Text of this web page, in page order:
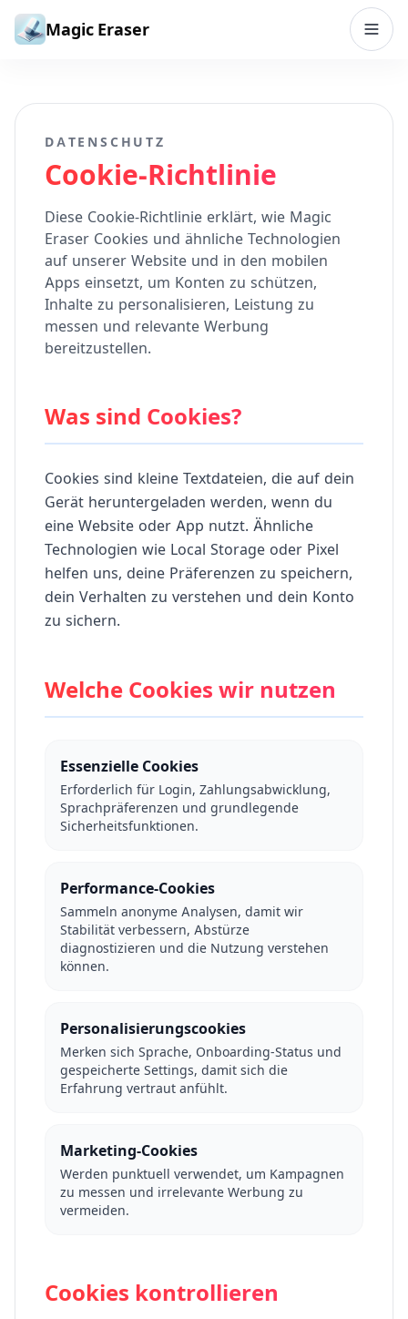
Zum Inhalt springen
Magic Eraser
DATENSCHUTZ
Cookie-Richtlinie
Diese Cookie-Richtlinie erklärt, wie Magic
Eraser Cookies und ähnliche Technologien
auf unserer Website und in den mobilen
Apps einsetzt, um Konten zu schützen,
Inhalte zu personalisieren, Leistung zu
messen und relevante Werbung
bereitzustellen.
Was sind Cookies?
Cookies sind kleine Textdateien, die auf dein
Gerät heruntergeladen werden, wenn du
eine Website oder App nutzt. Ähnliche
Technologien wie Local Storage oder Pixel
helfen uns, deine Präferenzen zu speichern,
dein Verhalten zu verstehen und dein Konto
zu sichern.
Welche Cookies wir nutzen
Essenzielle Cookies
Erforderlich für Login, Zahlungsabwicklung,
Sprachpräferenzen und grundlegende
Sicherheitsfunktionen.
Performance-Cookies
Sammeln anonyme Analysen, damit wir
Stabilität verbessern, Abstürze
diagnostizieren und die Nutzung verstehen
können.
Personalisierungscookies
Merken sich Sprache, Onboarding-Status und
gespeicherte Settings, damit sich die
Erfahrung vertraut anfühlt.
Marketing-Cookies
Werden punktuell verwendet, um Kampagnen
zu messen und irrelevante Werbung zu
vermeiden.
Cookies kontrollieren